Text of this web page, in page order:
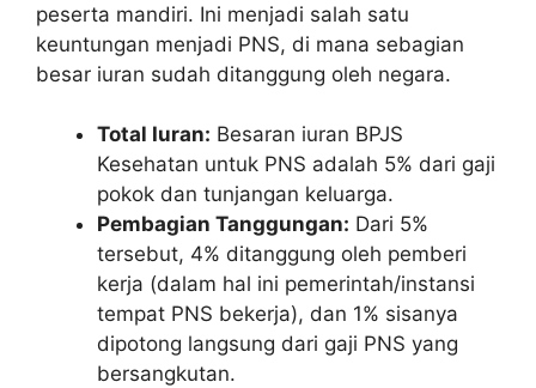
peserta mandiri. Ini menjadi salah satu
keuntungan menjadi PNS, di mana sebagian
besar iuran sudah ditanggung oleh negara.
Total Iuran: Besaran iuran BPJS
Kesehatan untuk PNS adalah 5% dari gaji
pokok dan tunjangan keluarga.
Pembagian Tanggungan: Dari 5%
tersebut, 4% ditanggung oleh pemberi
kerja (dalam hal ini pemerintah/instansi
tempat PNS bekerja), dan 1% sisanya
dipotong langsung dari gaji PNS yang
bersangkutan.